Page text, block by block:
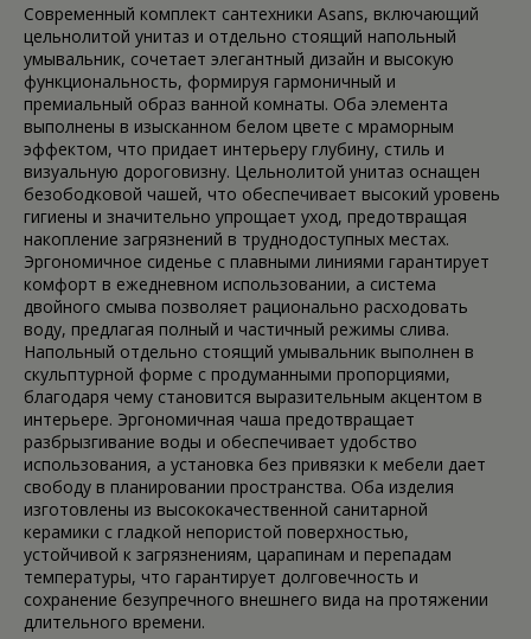
Современный комплект сантехники Asans, включающий
цельнолитой унитаз и отдельно стоящий напольный
умывальник, сочетает элегантный дизайн и высокую
функциональность, формируя гармоничный и
премиальный образ ванной комнаты. Оба элемента
выполнены в изысканном белом цвете с мраморным
эффектом, что придает интерьеру глубину, стиль и
визуальную дороговизну. Цельнолитой унитаз оснащен
безободковой чашей, что обеспечивает высокий уровень
гигиены и значительно упрощает уход, предотвращая
накопление загрязнений в труднодоступных местах.
Эргономичное сиденье с плавными линиями гарантирует
комфорт в ежедневном использовании, а система
двойного смыва позволяет рационально расходовать
воду, предлагая полный и частичный режимы слива.
Напольный отдельно стоящий умывальник выполнен в
скульптурной форме с продуманными пропорциями,
благодаря чему становится выразительным акцентом в
интерьере. Эргономичная чаша предотвращает
разбрызгивание воды и обеспечивает удобство
использования, а установка без привязки к мебели дает
свободу в планировании пространства. Оба изделия
изготовлены из высококачественной санитарной
керамики с гладкой непористой поверхностью,
устойчивой к загрязнениям, царапинам и перепадам
температуры, что гарантирует долговечность и
сохранение безупречного внешнего вида на протяжении
длительного времени.